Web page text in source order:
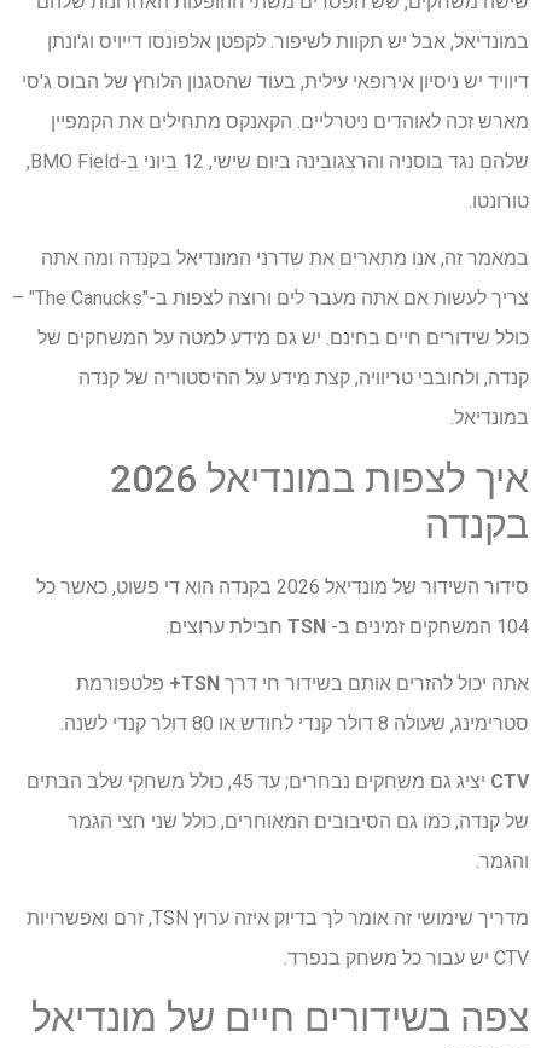
במונדיאל, אבל יש תקוות לשיפור. לקפטן אלפונסו דייויס וג'ונתן
דיוויד יש ניסיון אירופאי עילית, בעוד שהסגנון הלוחץ של הבוס ג'סי
מארש זכה לאוהדים ניטרליים. הקאנקס מתחילים את הקמפיין
שלהם נגד בוסניה והרצגובינה ביום שישי, 12 ביוני ב-BMO Field,
טורונטו.
במאמר זה, אנו מתארים את שדרני המונדיאל בקנדה ומה אתה
צריך לעשות אם אתה מעבר לים ורוצה לצפות ב-"The Canucks" –
כולל שידורים חיים בחינם. יש גם מידע למטה על המשחקים של
קנדה, ולחובבי טריוויה, קצת מידע על ההיסטוריה של קנדה
במונדיאל.
איך לצפות במונדיאל 2026
בקנדה
סידור השידור של מונדיאל 2026 בקנדה הוא די פשוט, כאשר כל
104 המשחקים זמינים ב-
TSN חבילת ערוצים.
אתה יכול להזרים אותם בשידור חי דרך TSN+
פלטפורמת
סטרימינג, שעולה 8 דולר קנדי ​​לחודש או 80 דולר קנדי ​​לשנה.
CTV
יציג גם משחקים נבחרים; עד 45, כולל משחקי שלב הבתים
של קנדה, כמו גם הסיבובים המאוחרים, כולל שני חצי הגמר
והגמר.
מדריך שימושי זה אומר לך בדיוק איזה ערוץ TSN, זרם ואפשרויות
CTV יש עבור כל משחק בנפרד.
צפה בשידורים חיים של מונדיאל